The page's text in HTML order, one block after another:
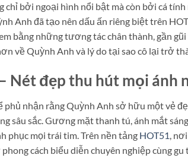
bởi ngoại hình nổi bật mà còn bởi cá
Anh đã tạo nên dấu ấn riêng biệt trên
bằng những tương tác chân thành, gần
về Quỳnh Anh và lý do tại sao cô lại trở
Nét đẹp thu hút mọi ánh
phủ nhận rằng Quỳnh Anh sở hữu một vẻ
sâu sắc. Gương mặt thanh tú, ánh mắt
phục mọi trái tim. Trên nền tảng HOT51 ,
cách biểu diễn chuyên nghiệp cùng